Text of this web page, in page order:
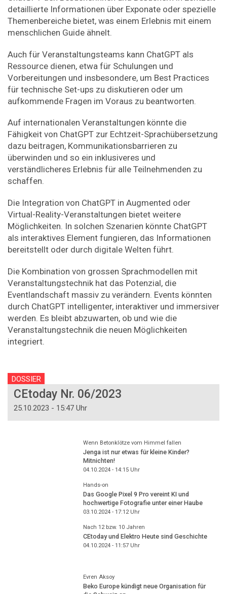
detaillierte Informationen über Exponate oder spezielle
Themenbereiche bietet, was einem Erlebnis mit einem
menschlichen Guide ähnelt.
Auch für Veranstaltungsteams kann ChatGPT als
Ressource dienen, etwa für Schulungen und
Vorbereitungen und insbesondere, um Best Practices
für technische Set-ups zu diskutieren oder um
aufkommende Fragen im Voraus zu beantworten.
Auf internationalen Veranstaltungen könnte die
Fähigkeit von ChatGPT zur Echtzeit-Sprachübersetzung
dazu beitragen, Kommunikationsbarrieren zu
überwinden und so ein inklusiveres und
verständlicheres Erlebnis für alle Teilnehmenden zu
schaffen.
Die Integration von ChatGPT in Augmented oder
Virtual-Reality-Veranstaltungen bietet weitere
Möglichkeiten. In solchen Szenarien könnte ChatGPT
als interaktives Element fungieren, das Informationen
bereitstellt oder durch digitale Welten führt.
Die Kombination von grossen Sprachmodellen mit
Veranstaltungstechnik hat das Potenzial, die
Eventlandschaft massiv zu verändern. Events könnten
durch ChatGPT intelligenter, interaktiver und immersiver
werden. Es bleibt abzuwarten, ob und wie die
Veranstaltungstechnik die neuen Möglichkeiten
integriert.
DOSSIER
CEtoday Nr. 06/2023
25.10.2023 - 15:47 Uhr
Wenn Betonklötze vom Himmel fallen
Jenga ist nur etwas für kleine Kinder?
Mitnichten!
04.10.2024 - 14:15Uhr
Hands-on
Das Google Pixel 9 Pro vereint KI und
hochwertige Fotografie unter einer Haube
03.10.2024 - 17:12Uhr
Nach 12 bzw. 10 Jahren
CEtoday und Elektro Heute sind Geschichte
04.10.2024 - 11:57Uhr
Evren Aksoy
Beko Europe kündigt neue Organisation für